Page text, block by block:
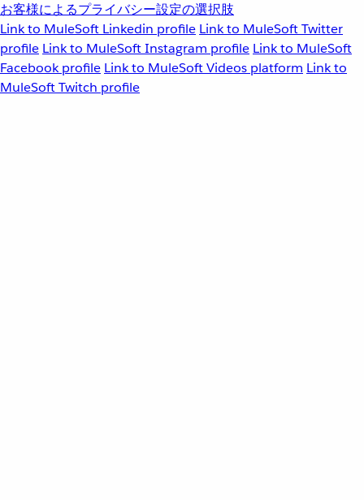
お客様によるプライバシー設定の選択肢
Link to MuleSoft Linkedin profile Link to MuleSoft Twitter
profile Link to MuleSoft Instagram profile Link to MuleSoft
Facebook profile Link to MuleSoft Videos platform Link to
MuleSoft Twitch profile